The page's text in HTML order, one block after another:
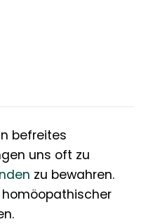
befreites
uns oft zu
zu bewahren.